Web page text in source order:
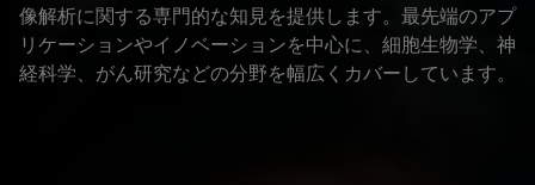
像解析に関する専門的な知見を提供します。最先端のアプ
リケーションやイノベーションを中心に、細胞生物学、神
経科学、がん研究などの分野を幅広くカバーしています。